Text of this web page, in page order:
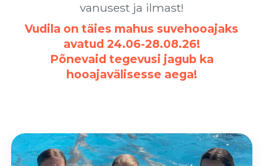
vanusest ja ilmast!
Vudila on täies mahus suvehooajaks
avatud 24.06-28.08.26!
Põnevaid tegevusi jagub ka
hooajavälisesse aega!